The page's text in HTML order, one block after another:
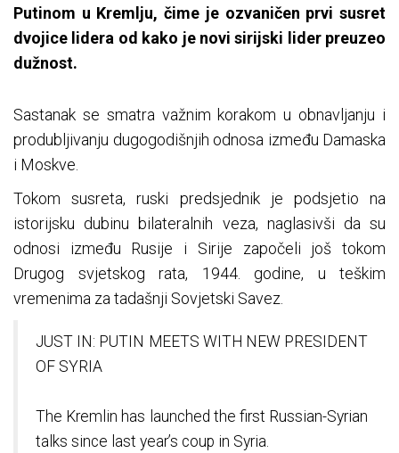
Putinom u Kremlju, čime je ozvaničen prvi susret
dvojice lidera od kako je novi sirijski lider preuzeo
dužnost.
Sastanak se smatra važnim korakom u obnavljanju i
produbljivanju dugogodišnjih odnosa između Damaska
i Moskve.
Tokom susreta, ruski predsjednik je podsjetio na
istorijsku dubinu bilateralnih veza, naglasivši da su
odnosi između Rusije i Sirije započeli još tokom
Drugog svjetskog rata, 1944. godine, u teškim
vremenima za tadašnji Sovjetski Savez.
JUST IN: PUTIN MEETS WITH NEW PRESIDENT
OF SYRIA
The Kremlin has launched the first Russian-Syrian
talks since last year’s coup in Syria.